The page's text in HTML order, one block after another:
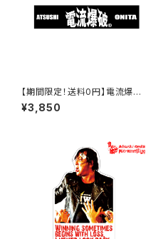
【期間限定！送料0円】電流爆破
タオル2026
¥3,850